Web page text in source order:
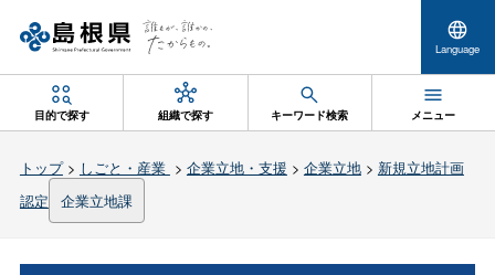
Language
目的で探す 組織で探す キーワード検索 メニュー
トップ> しごと・産業 > 企業立地・支援 > 企業立地> 新規立地計画
認定
企業立地課